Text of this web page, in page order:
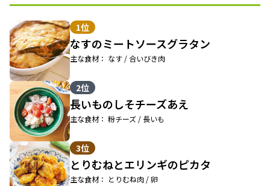
1位
なすのミートソースグラタン
主な食材： なす / 合いびき肉
2位
長いものしそチーズあえ
主な食材： 粉チーズ / 長いも
3位
とりむねとエリンギのピカタ
主な食材： とりむね肉 / 卵